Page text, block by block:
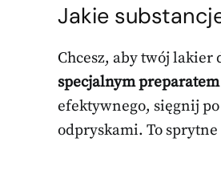
Jakie
Chcesz, aby twój lakier
specjalnym preparatem
efektywnego, sięgnij po
odpryskami. To